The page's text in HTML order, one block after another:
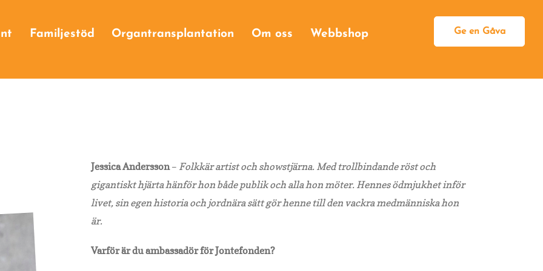
Ge företagsgåva
Våra företagssponsorer
Familjestöd Organtransplantation Om oss Webbshop Ge en Gåva
Jessica Andersson– Folkkär artist och showstjärna. Med trollbindande röst och
gigantiskt hjärta hänför hon både publik och alla hon möter. Hennes ödmjukhet inför
livet, sin egen historia och jordnära sätt gör henne till den vackra medmänniska hon
är.
Varför är du ambassadör för Jontefonden?